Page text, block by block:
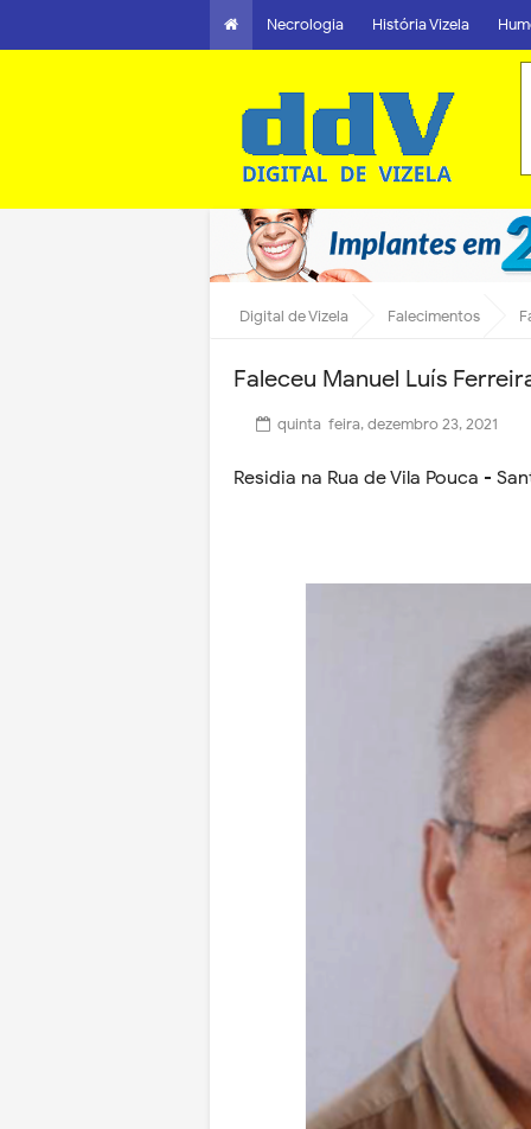
Necrologia História Vizela
Digital de Vizela Falecimentos
Faleceu Manuel Luís
quinta-feira, dezembro 23, 2021
Residia na Rua de Vila Pouca -